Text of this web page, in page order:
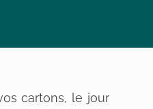
cartons, le jour